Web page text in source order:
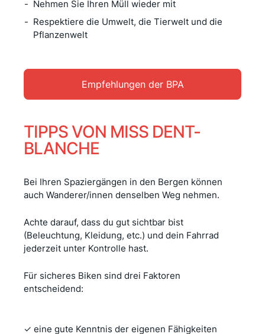
Nehmen Sie Ihren Müll wieder mit
Respektiere die Umwelt, die Tierwelt und die
Pflanzenwelt
Empfehlungen der BPA
TIPPS VON MISS DENT-
BLANCHE
Bei Ihren Spaziergängen in den Bergen können
auch Wanderer/innen denselben Weg nehmen.
Achte darauf, dass du gut sichtbar bist
(Beleuchtung, Kleidung, etc.) und dein Fahrrad
jederzeit unter Kontrolle hast.
Für sicheres Biken sind drei Faktoren
entscheidend:
✓ eine gute Kenntnis der eigenen Fähigkeiten